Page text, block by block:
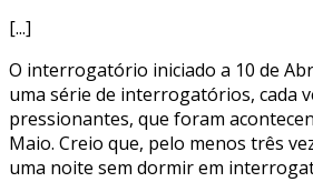
[...]
O interrogatório iniciado a 10 de
uma série de interrogatórios, cada
pressionantes, que foram
Maio. Creio que, pelo menos três
uma noite sem dormir em